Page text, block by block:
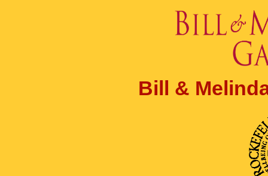
Bill &